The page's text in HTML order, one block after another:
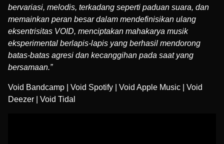
bervariasi, melodis, terkadang seperti paduan suara, dan
memainkan peran besar dalam mendefinisikan ulang
eksentrisitas VOID, menciptakan mahakarya musik
eksperimental berlapis-lapis yang berhasil mendorong
batas-batas agresi dan kecanggihan pada saat yang
bersamaan.”
Void Bandcamp Void Spotify Void Apple Music
Void
Deezer
Void Tidal